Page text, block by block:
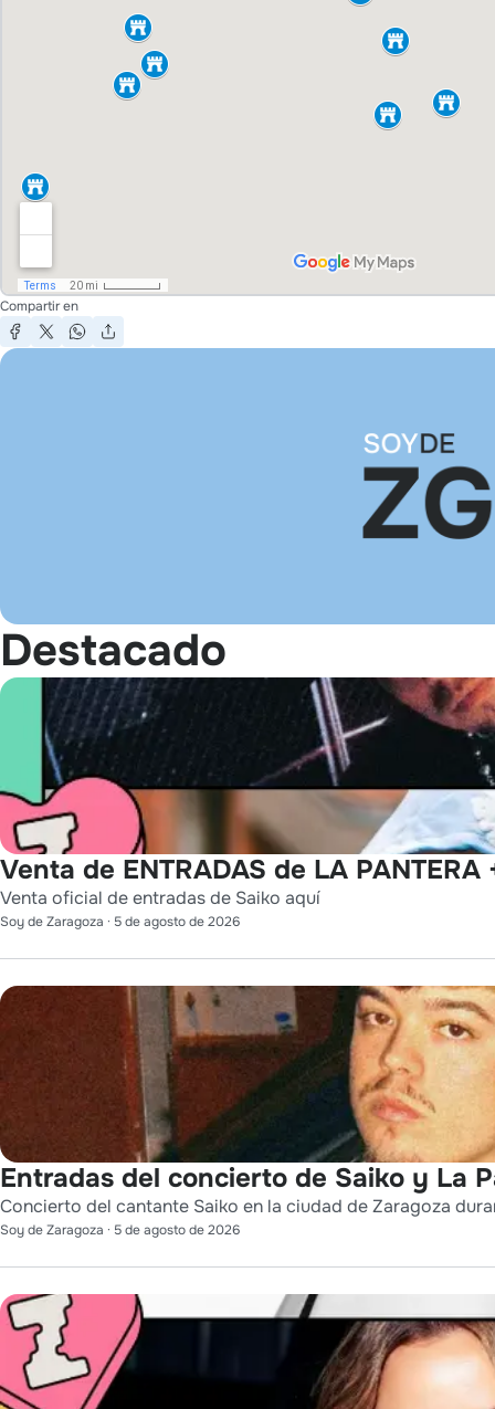
Compartir en
Destacado
Venta de ENTRADAS de LA
Venta oficial de entradas de Saiko aquí
Soy de Zaragoza · 5 de agosto de 2026
Entradas del concierto de Saiko y La
Concierto del cantante Saiko en la ciudad de Zaragoza
Soy de Zaragoza · 5 de agosto de 2026